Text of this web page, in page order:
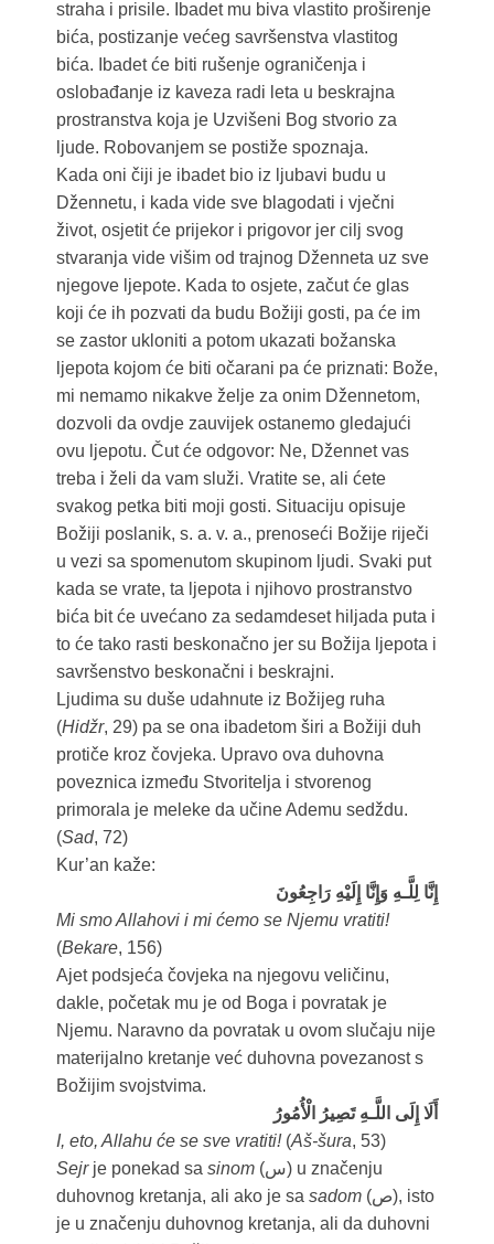
straha i prisile. Ibadet mu biva vlastito proširenje
bića, postizanje većeg savršenstva vlastitog
bića. Ibadet će biti rušenje ograničenja i
oslobađanje iz kaveza radi leta u beskrajna
prostranstva koja je Uzvišeni Bog stvorio za
ljude. Robovanjem se postiže spoznaja.
Kada oni čiji je ibadet bio iz ljubavi budu u
Džennetu, i kada vide sve blagodati i vječni
život, osjetit će prijekor i prigovor jer cilj svog
stvaranja vide višim od trajnog Dženneta uz sve
njegove ljepote. Kada to osjete, začut će glas
koji će ih pozvati da budu Božiji gosti, pa će im
se zastor ukloniti a potom ukazati božanska
ljepota kojom će biti očarani pa će priznati: Bože,
mi nemamo nikakve želje za onim Džennetom,
dozvoli da ovdje zauvijek ostanemo gledajući
ovu ljepotu. Čut će odgovor: Ne, Džennet vas
treba i želi da vam služi. Vratite se, ali ćete
svakog petka biti moji gosti. Situaciju opisuje
Božiji poslanik, s. a. v. a., prenoseći Božije riječi
u vezi sa spomenutom skupinom ljudi. Svaki put
kada se vrate, ta ljepota i njihovo prostranstvo
bića bit će uvećano za sedamdeset hiljada puta i
to će tako rasti beskonačno jer su Božija ljepota i
savršenstvo beskonačni i beskrajni.
Ljudima su duše udahnute iz Božijeg ruha
(Hidžr, 29) pa se ona ibadetom širi a Božiji duh
protiče kroz čovjeka. Upravo ova duhovna
poveznica između Stvoritelja i stvorenog
primorala je meleke da učine Ademu sedždu.
(Sad, 72)
Kur’an kaže:
إِنَّا لِلَّـهِ وَإِنَّا إِلَيْهِ رَاجِعُونَ
Mi smo Allahovi i mi ćemo se Njemu vratiti!
(Bekare, 156)
Ajet podsjeća čovjeka na njegovu veličinu,
dakle, početak mu je od Boga i povratak je
Njemu. Naravno da povratak u ovom slučaju nije
materijalno kretanje već duhovna povezanost s
Božijim svojstvima.
أَلَا إِلَى اللَّـهِ تَصِيرُ الْأُمُورُ
I, eto, Allahu će se sve vratiti!(Aš-šura, 53)
Sejrje ponekad sa sinom(س) u značenju
duhovnog kretanja, ali ako je sa sadom(ص), isto
je u značenju duhovnog kretanja, ali da duhovni